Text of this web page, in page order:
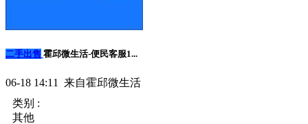
二手出售 霍邱微生活-便民客服1...
06-18 14:11 来自霍邱微生活
类别 :
其他